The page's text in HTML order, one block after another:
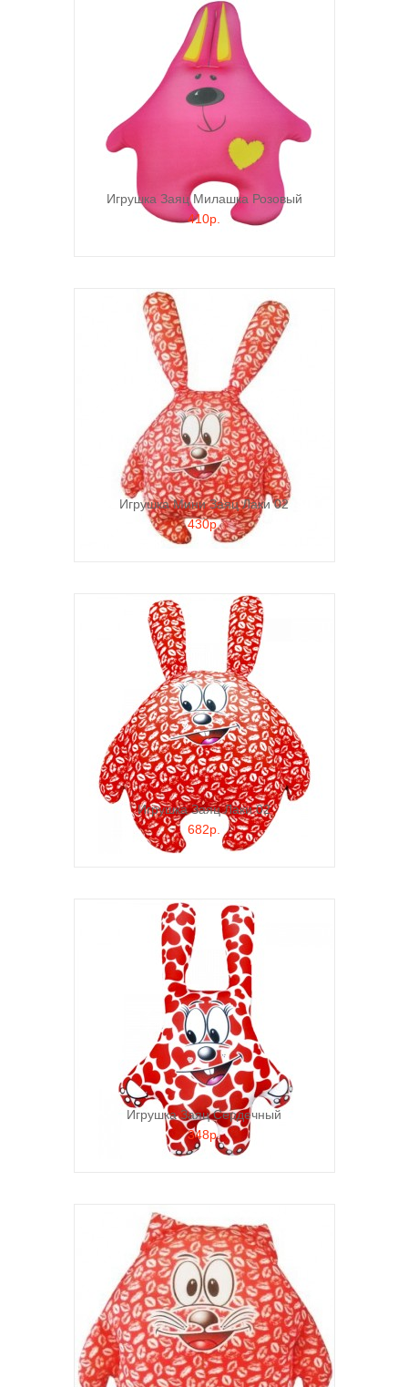
Игрушка Заяц Милашка Розовый
410р.
Игрушка Мини Заяц Лаки 02
430р.
Игрушка Заяц Лаки 02
682р.
Игрушка Заяц Сердечный
348р.